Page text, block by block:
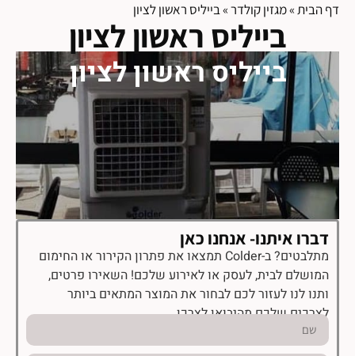
דברו איתנו- אנחנו כאן
מתלבטים? ב-Colder תמצאו את פתרון הקירור או החימום
המושלם לבית, לעסק או לאירוע שלכם! השאירו פרטים,
ותנו לנו לעזור לכם לבחור את המוצר המתאים ביותר
לצרכים שלכם מהיבואן לצרכן.
בייליס ראשון לציון
בייליס ראשון לציון
דף הבית»מגזין קולדר»בייליס ראשון לציון